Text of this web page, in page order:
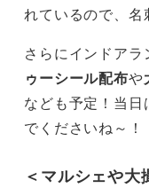
れているので、
さらにインドアラ
ゥーシール配布や
なども予定！当
でくださいね～！
＜マルシェや大